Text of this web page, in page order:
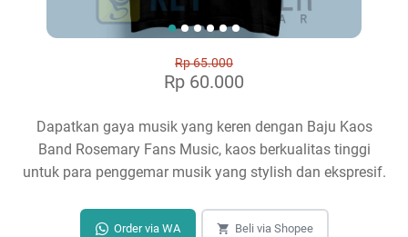
Rp 65.000
Rp 60.000
Dapatkan gaya musik yang keren dengan Baju Kaos
Band Rosemary Fans Music, kaos berkualitas tinggi
untuk para penggemar musik yang stylish dan ekspresif.
Order via WA Beli via Shopee